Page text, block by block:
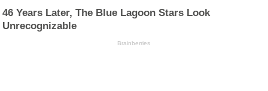
46 Years Later, The Blue Lagoon Stars Look
Unrecognizable
Brainberries